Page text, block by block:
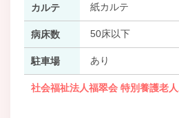
カルテ 紙カルテ
病床数 50床以下
駐車場 あり
社会福祉法人福翠会 特別養護老